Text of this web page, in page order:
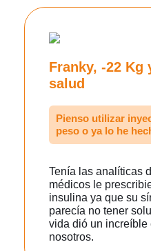
Franky, -22 Kg
salud
Pienso utilizar
peso o ya lo he
Tenía las analíticas
médicos le
insulina ya que su
parecía no tener
vida dió un increíble
nosotros.